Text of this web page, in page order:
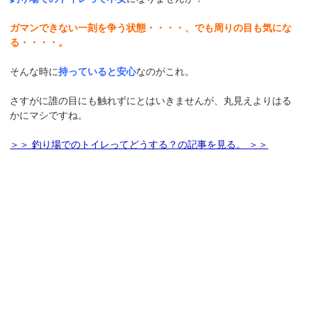
ガマンできない一刻を争う状態・・・・、でも周りの目も気にな
る・・・・。
そんな時に持っていると安心なのがこれ。
さすがに誰の目にも触れずにとはいきませんが、丸見えよりはる
かにマシですね。
＞＞ 釣り場でのトイレってどうする？の記事を見る。 ＞＞